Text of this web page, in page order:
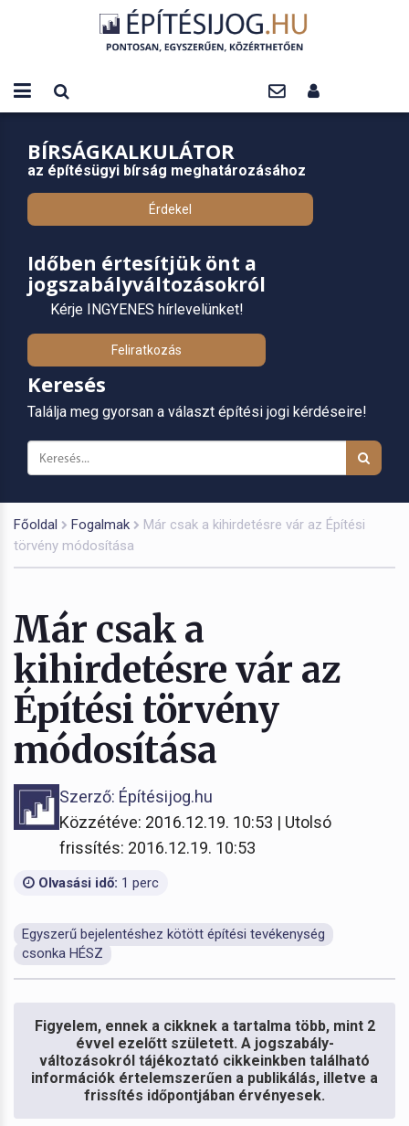
BÍRSÁGKALKULÁTOR
az építésügyi bírság meghatározásához
Érdekel
Időben értesítjük önt a
jogszabályváltozásokról
Kérje INGYENES hírlevelünket!
Feliratkozás
Keresés
Találja meg gyorsan a választ építési jogi kérdéseire!
Főoldal Fogalmak
Már csak a kihirdetésre vár az Építési
törvény módosítása
Már csak a
kihirdetésre vár az
Építési törvény
módosítása
Szerző: Építésijog.hu
Közzétéve: 2016.12.19. 10:53 | Utolsó
frissítés: 2016.12.19. 10:53
Olvasási idő: 1 perc
Egyszerű bejelentéshez kötött építési tevékenység
csonka HÉSZ
Figyelem, ennek a cikknek a tartalma több, mint 2
évvel ezelőtt született. A jogszabály-
változásokról tájékoztató cikkeinkben található
információk értelemszerűen a publikálás, illetve a
frissítés időpontjában érvényesek.